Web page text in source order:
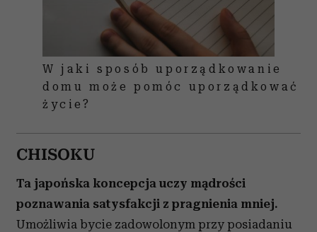
W jaki sposób uporządkowanie
domu może pomóc uporządkować
życie?
CHISOKU
Ta japońska koncepcja uczy mądrości
poznawania satysfakcji z pragnienia mniej.
Umożliwia bycie zadowolonym przy posiadaniu